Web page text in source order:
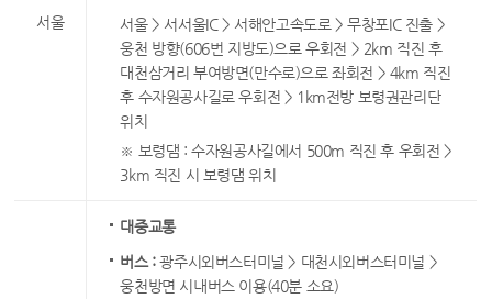
서울
서울 > 서서울IC > 서해안고속도로 > 무창포IC 진출 >
웅천 방향(606번 지방도)으로 우회전 > 2km 직진 후
대천삼거리 부여방면(만수로)으로 좌회전 > 4km 직진
후 수자원공사길로 우회전 > 1km전방 보령권관리단
위치
※ 보령댐 : 수자원공사길에서 500m 직진 후 우회전 >
3km 직진 시 보령댐 위치
대중교통
버스 :광주시외버스터미널 > 대천시외버스터미널 >
웅천방면 시내버스 이용(40분 소요)